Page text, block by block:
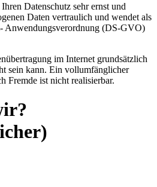
Datenschutz sehr ernst und
Daten vertraulich und wendet als
Anwendungsverordnung (DS-GVO)
im Internet grundsätzlich
sein kann. Ein vollumfänglicher
Fremde ist nicht realisierbar.